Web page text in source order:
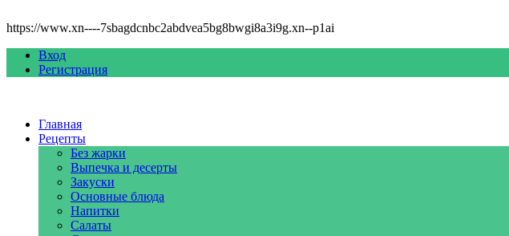
https://www.xn----7sbagdcnbc2abdvea5bg8bwgi8a3i9g.xn--p1ai
Вход
Регистрация
Главная
Рецепты
Без жарки
Выпечка и десерты
Закуски
Основные блюда
Напитки
Салаты